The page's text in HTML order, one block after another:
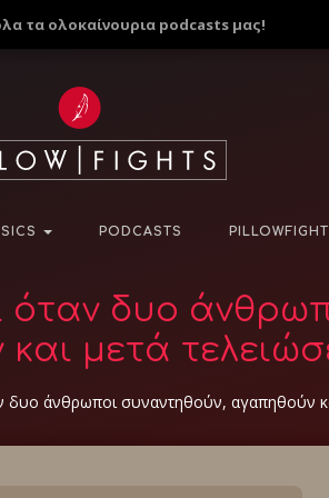
τα ολοκαίνουρια podcasts μας!
PODCASTS
όταν δυο
μετά
δυο άνθρωποι συναντηθούν, αγαπηθούν